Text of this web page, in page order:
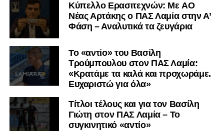
Kύπελλο Ερασιτεχνών: Με AO
Nέας Αρτάκης ο ΠΑΣ Λαμία στην Α’
Φάση – Αναλυτικά τα ζευγάρια
Το «αντίο» του Βασίλη
Τρούμπουλου στον ΠΑΣ Λαμία:
«Κρατάμε τα καλά και προχωράμε.
Ευχαριστώ για όλα»
Τίτλοι τέλους και για τον Βασίλη
Γιώτη στον ΠΑΣ Λαμία – Το
συγκινητικό «αντίο»